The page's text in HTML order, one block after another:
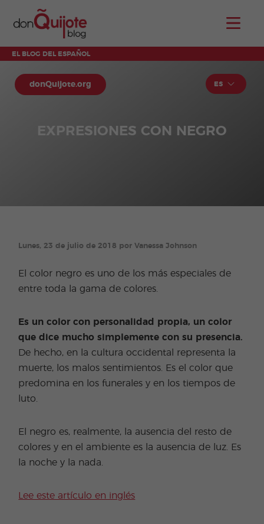
EL BLOG DEL ESPAÑOL
donQuijote.org ES
EXPRESIONES CON NEGRO
Lunes, 23 de julio de 2018 por Vanessa Johnson
El color negro es uno de los más especiales de
entre toda la gama de colores.
Es un color con personalidad propia, un color
que dice mucho simplemente con su presencia.
De hecho, en la cultura occidental representa la
muerte, los malos sentimientos. Es el color que
predomina en los funerales y en los tiempos de
luto.
El negro es, realmente, la ausencia del resto de
colores y en el ambiente es la ausencia de luz. Es
la noche y la nada.
Lee este artículo en inglés